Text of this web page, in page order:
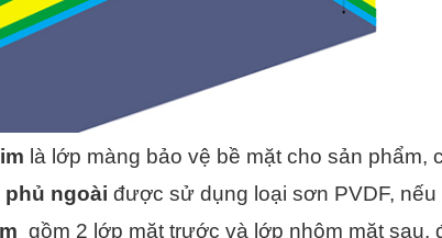
là lớp màng bảo vệ bề mặt cho sản
ngoài được sử dụng loại sơn PVDF,
gồm 2 lớp mặt trước và lớp nhôm mặt